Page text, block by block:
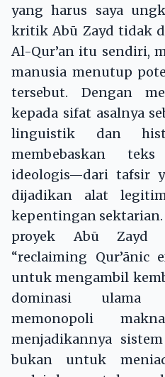
yang harus saya
kritik Abū Zayd tidak
Al-Qur’an itu sendiri,
manusia menutup
tersebut. Dengan
kepada sifat asalnya
linguistik dan
membebaskan
ideologis—dari tafsir
dijadikan alat
kepentingan
proyek Abū Zayd
“reclaiming Qur’ānic
untuk mengambil
dominasi ulama
memonopoli
menjadikannya
bukan untuk